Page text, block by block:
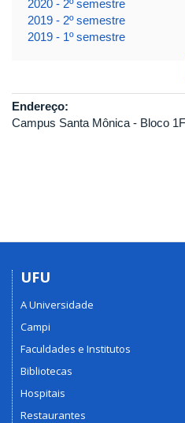
2020 - 2º semestre
2019 - 2º semestre
2019 - 1º semestre
Endereço:
Campus Santa Mônica - Bloco
UFU
A Universidade
Campi
Faculdades e Institutos
Bibliotecas
Hospitais
Restaurantes